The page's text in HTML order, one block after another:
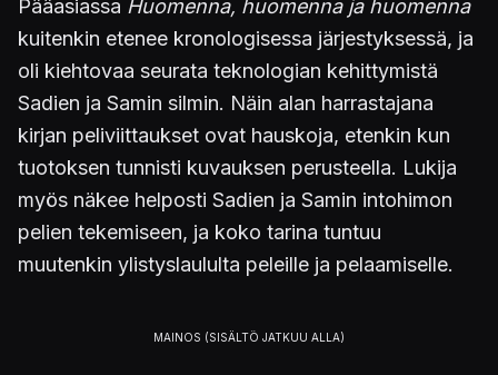
Pääasiassa Huomenna, huomenna ja huomenna
kuitenkin etenee kronologisessa järjestyksessä, ja
oli kiehtovaa seurata teknologian kehittymistä
Sadien ja Samin silmin. Näin alan harrastajana
kirjan peliviittaukset ovat hauskoja, etenkin kun
tuotoksen tunnisti kuvauksen perusteella. Lukija
myös näkee helposti Sadien ja Samin intohimon
pelien tekemiseen, ja koko tarina tuntuu
muutenkin ylistyslaululta peleille ja pelaamiselle.